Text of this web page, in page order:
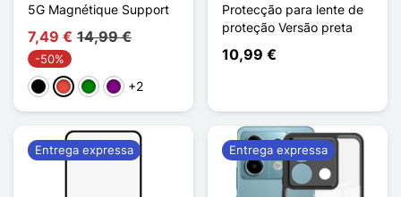
5G Magnétique Support
7,49 € 14,99 €
-50%
PretoVermelho
VerdePúrpura
+2
Protecção para lente de
proteção Versão preta
10,99 €
Entrega expressa Entrega expressa